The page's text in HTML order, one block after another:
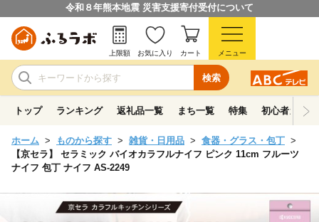
令和８年熊本地震 災害支援寄付受付について
検索
上限額 お気に入り カート メニュー
トップ ランキング 返礼品一覧 まち一覧 特集 初心者ガイド
ホーム ものから探す 雑貨・日用品
食器・グラス・包丁
【京セラ】 セラミック バイオカラフルナイフ ピンク 11cm フルーツ
ナイフ 包丁 ナイフ AS-2249